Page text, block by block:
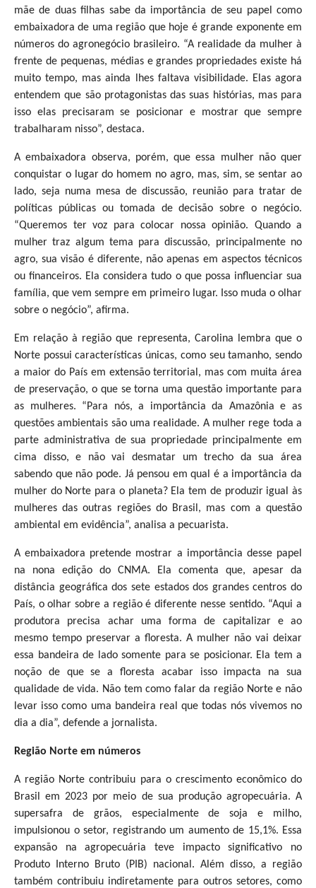
mãe de duas filhas sabe da importância de seu papel como
embaixadora de uma região que hoje é grande exponente em
números do agronegócio brasileiro. “A realidade da mulher à
frente de pequenas, médias e grandes propriedades existe há
muito tempo, mas ainda lhes faltava visibilidade. Elas agora
entendem que são protagonistas das suas histórias, mas para
isso elas precisaram se posicionar e mostrar que sempre
trabalharam nisso”, destaca.
A embaixadora observa, porém, que essa mulher não quer
conquistar o lugar do homem no agro, mas, sim, se sentar ao
lado, seja numa mesa de discussão, reunião para tratar de
políticas públicas ou tomada de decisão sobre o negócio.
“Queremos ter voz para colocar nossa opinião. Quando a
mulher traz algum tema para discussão, principalmente no
agro, sua visão é diferente, não apenas em aspectos técnicos
ou financeiros. Ela considera tudo o que possa influenciar sua
família, que vem sempre em primeiro lugar. Isso muda o olhar
sobre o negócio”, afirma.
Em relação à região que representa, Carolina lembra que o
Norte possui características únicas, como seu tamanho, sendo
a maior do País em extensão territorial, mas com muita área
de preservação, o que se torna uma questão importante para
as mulheres. “Para nós, a importância da Amazônia e as
questões ambientais são uma realidade. A mulher rege toda a
parte administrativa de sua propriedade principalmente em
cima disso, e não vai desmatar um trecho da sua área
sabendo que não pode. Já pensou em qual é a importância da
mulher do Norte para o planeta? Ela tem de produzir igual às
mulheres das outras regiões do Brasil, mas com a questão
ambiental em evidência”, analisa a pecuarista.
A embaixadora pretende mostrar a importância desse papel
na nona edição do CNMA. Ela comenta que, apesar da
distância geográfica dos sete estados dos grandes centros do
País, o olhar sobre a região é diferente nesse sentido. “Aqui a
produtora precisa achar uma forma de capitalizar e ao
mesmo tempo preservar a floresta. A mulher não vai deixar
essa bandeira de lado somente para se posicionar. Ela tem a
noção de que se a floresta acabar isso impacta na sua
qualidade de vida. Não tem como falar da região Norte e não
levar isso como uma bandeira real que todas nós vivemos no
dia a dia”, defende a jornalista.
Região Norte em números
A região Norte contribuiu para o crescimento econômico do
Brasil em 2023 por meio de sua produção agropecuária. A
supersafra de grãos, especialmente de soja e milho,
impulsionou o setor, registrando um aumento de 15,1%. Essa
expansão na agropecuária teve impacto significativo no
Produto Interno Bruto (PIB) nacional. Além disso, a região
também contribuiu indiretamente para outros setores, como